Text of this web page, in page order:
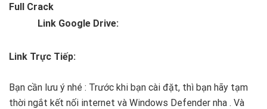
Full Crack
Link Google Drive:
Link Trực Tiếp:
Bạn cần lưu ý nhé : Trước khi bạn cài đặt, thì bạn hãy tạm
thời ngắt kết nối internet và Windows Defender nha . Và